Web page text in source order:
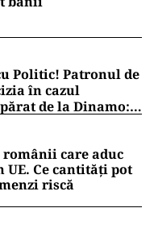
Politic! Patronul de
în cazul
de la Dinamo:
care aduc
Ce cantități pot
riscă